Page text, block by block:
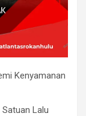
Kenyamanan
Lalu